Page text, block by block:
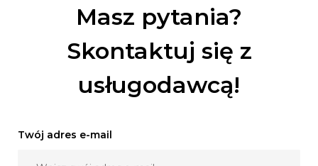
Masz pytania?
Skontaktuj się z
usługodawcą!
Twój adres e-mail